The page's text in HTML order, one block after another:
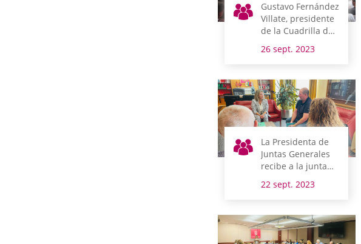
Gustavo Fernández
Villate, presidente
de la Cuadrilla de
26 sept. 2023
La Presidenta de
Juntas Generales
recibe a la junta
22 sept. 2023